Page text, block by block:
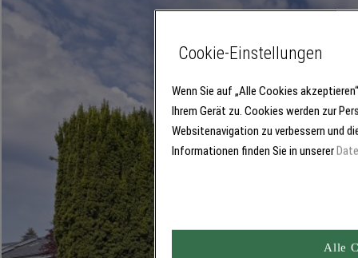
Cookie-Einstellungen
Wenn Sie auf „Alle Cookies
Ihrem Gerät zu. Cookies werden zur
Websitenavigation zu verbessern und
Informationen finden Sie in unserer
Alle